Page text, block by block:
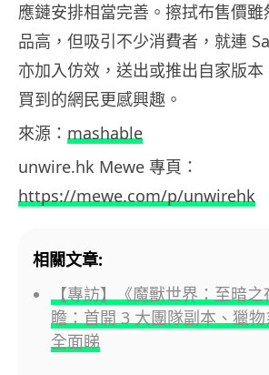
應鏈安排相當完善。擦拭布售價
品高，但吸引不少消費者，就連
亦加入仿效，送出或推出自家版
買到的網民更感興趣。
來源： mashable
unwire.hk Mewe 專頁：
https://mewe.com/p/unwirehk
相關文章:
【專訪】《魔獸世界：至暗
瞻：首開 3 大團隊副本、獵
全面睇